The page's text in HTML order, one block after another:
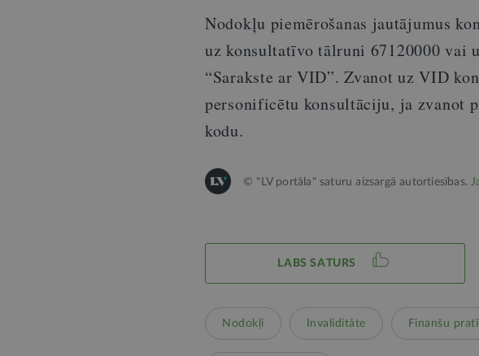
Nodokļu piemērošanas jautājumus
uz konsultatīvo tālruni 67120000 vai
“Sarakste ar VID”. Zvanot uz VID
personificētu konsultāciju, ja zvanot
kodu.
© "LV portāla" saturu aizsargā autortiesības.
LABS SATURS
Nodokļi Invaliditāte Finanšu